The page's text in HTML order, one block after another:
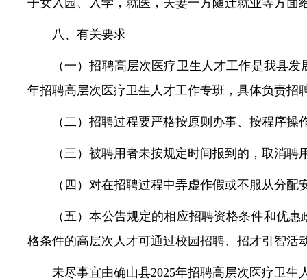
子女入园、入学，就医，夫妻一方随迁就业等方面
八、有关要求
（一）招聘高层次医疗卫生人才工作是我县
年招聘高层次医疗卫生人才工作专班，具体负责招
（二）招聘过程要严格按原则办事、按程序
（三）被聘用者未按规定时间报到的，取消聘
（四）对在招聘过程中弄虚作假或不服从分配
（五）本公告规定的相应招聘资格条件和优
格条件的高层次人才可通过校园招聘、招才引智
未尽事宜由确山县2025年招聘高层次医疗卫生